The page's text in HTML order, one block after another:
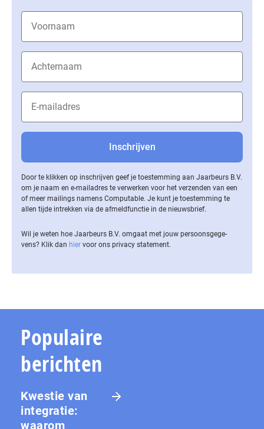
Door te klikken op inschrijven geef je toestemming aan Jaarbeurs B.V.
om je naam en e-mailadres te verwerken voor het verzenden van een
of meer mailings namens Computable. Je kunt je toestemming te
allen tijde intrekken via de af­meld­func­tie in de nieuwsbrief.
Wil je weten hoe Jaarbeurs B.V. omgaat met jouw per­soons­ge­ge­
vens? Klik dan hier voor ons privacy statement.
Populaire
berichten
Kwestie van
integratie:
waarom